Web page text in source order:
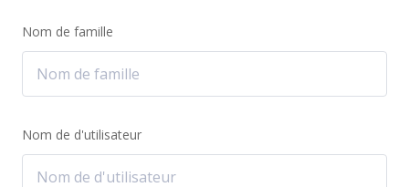
Nom de famille
Nom de d'utilisateur